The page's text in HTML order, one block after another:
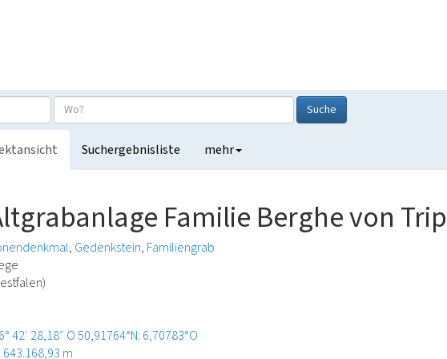
Suche
Suchergebnisliste mehr
Familie Berghe von
Gedenkstein Familiengrab
42′ 28,18″ O50,91764°N: 6,70783°O
m